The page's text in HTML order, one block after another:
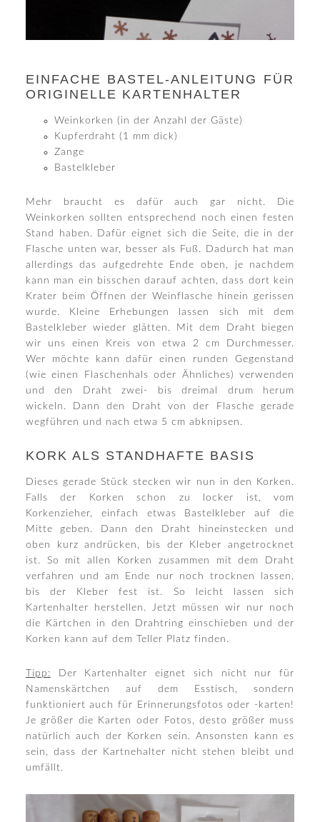
EINFACHE BASTEL-ANLEITUNG FÜR
ORIGINELLE KARTENHALTER
Weinkorken (in der Anzahl der Gäste)
Kupferdraht (1 mm dick)
Zange
Bastelkleber
Mehr braucht es dafür auch gar nicht. Die
Weinkorken sollten entsprechend noch einen festen
Stand haben. Dafür eignet sich die Seite, die in der
Flasche unten war, besser als Fuß. Dadurch hat man
allerdings das aufgedrehte Ende oben, je nachdem
kann man ein bisschen darauf achten, dass dort kein
Krater beim Öffnen der Weinflasche hinein gerissen
wurde. Kleine Erhebungen lassen sich mit dem
Bastelkleber wieder glätten. Mit dem Draht biegen
wir uns einen Kreis von etwa 2 cm Durchmesser.
Wer möchte kann dafür einen runden Gegenstand
(wie einen Flaschenhals oder Ähnliches) verwenden
und den Draht zwei- bis dreimal drum herum
wickeln. Dann den Draht von der Flasche gerade
wegführen und nach etwa 5 cm abknipsen.
KORK ALS STANDHAFTE BASIS
Dieses gerade Stück stecken wir nun in den Korken.
Falls der Korken schon zu locker ist, vom
Korkenzieher, einfach etwas Bastelkleber auf die
Mitte geben. Dann den Draht hineinstecken und
oben kurz andrücken, bis der Kleber angetrocknet
ist. So mit allen Korken zusammen mit dem Draht
verfahren und am Ende nur noch trocknen lassen,
bis der Kleber fest ist. So leicht lassen sich
Kartenhalter herstellen. Jetzt müssen wir nur noch
die Kärtchen in den Drahtring einschieben und der
Korken kann auf dem Teller Platz finden.
Tipp: Der Kartenhalter eignet sich nicht nur für
Namenskärtchen auf dem Esstisch, sondern
funktioniert auch für Erinnerungsfotos oder -karten!
Je größer die Karten oder Fotos, desto größer muss
natürlich auch der Korken sein. Ansonsten kann es
sein, dass der Kartnehalter nicht stehen bleibt und
umfällt.